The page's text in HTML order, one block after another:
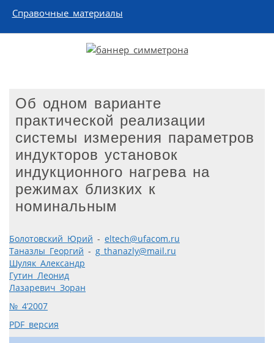
Справочные материалы
Об одном варианте
практической реализации
системы измерения параметров
индукторов установок
индукционного нагрева на
режимах близких к
номинальным
Болотовский Юрий - eltech@ufacom.ru
Таназлы Георгий - g_thanazly@mail.ru
Шуляк Александр
Гутин Леонид
Лазаревич Зоран
№ 4’2007
PDF версия